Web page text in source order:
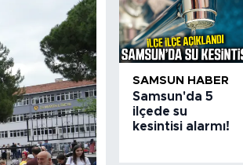
SAMSUN HABER
Samsun'da 5
ilçede su
kesintisi alarmı!